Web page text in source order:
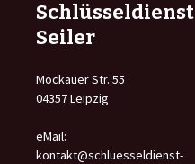
Schlüsseldienst
Seiler
Mockauer Str. 55
04357 Leipzig
eMail:
kontakt@schluesseldienst-